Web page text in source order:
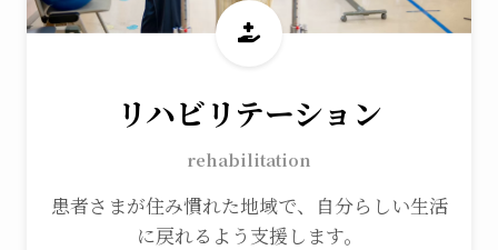
リハビリテーション
rehabilitation
患者さまが住み慣れた地域で、自分らしい生活
に戻れるよう支援します。